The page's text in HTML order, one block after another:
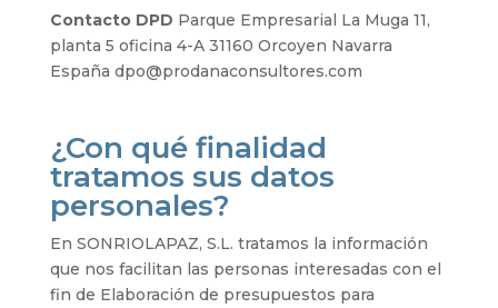
Contacto DPD Parque Empresarial La Muga 11,
planta 5 oficina 4-A 31160 Orcoyen Navarra
España dpo@prodanaconsultores.com
¿Con qué finalidad
tratamos sus datos
personales?
En SONRIOLAPAZ, S.L. tratamos la información
que nos facilitan las personas interesadas con el
fin de Elaboración de presupuestos para